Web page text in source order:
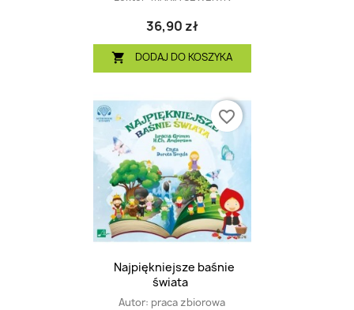
36,90 zł
 DODAJ DO KOSZYKA
Najpiękniejsze baśnie
świata
Autor: praca zbiorowa
favorite_border